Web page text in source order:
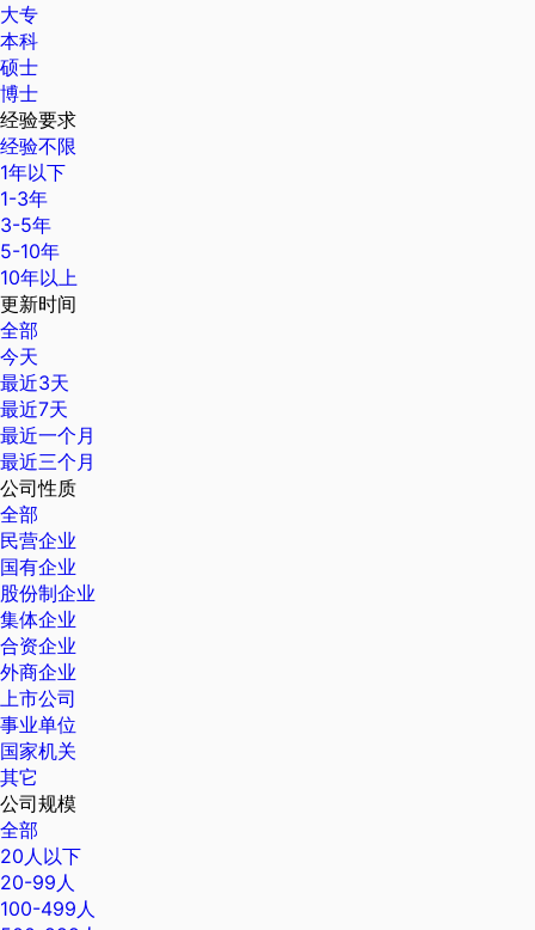
大专
本科
硕士
博士
经验要求
经验不限
1年以下
1-3年
3-5年
5-10年
10年以上
更新时间
全部
今天
最近3天
最近7天
最近一个月
最近三个月
公司性质
全部
民营企业
国有企业
股份制企业
集体企业
合资企业
外商企业
上市公司
事业单位
国家机关
其它
公司规模
全部
20人以下
20-99人
100-499人